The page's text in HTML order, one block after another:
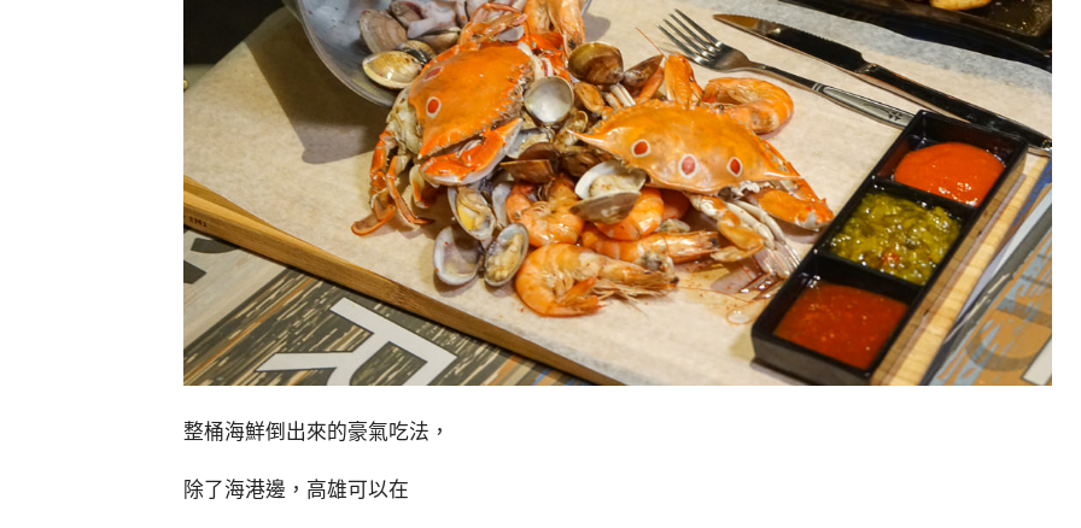
整桶海鮮倒出來的豪氣吃法，
除了海港邊，高雄可以在